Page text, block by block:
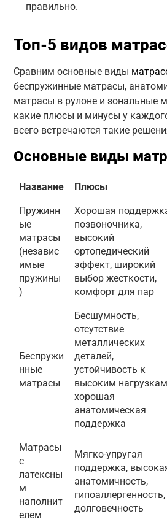
правильно.
Топ-5 видов
Сравним основные виды
беспружинные матрасы,
матрасы в рулоне и зональные
какие плюсы и минусы у
всего встречаются такие
Основные виды
Название Плюсы
Пружинн
ые
матрасы
(независ
имые
пружины
)
Хорошая
позвоночника,
высокий
ортопедический
эффект, широкий
выбор жесткости,
комфорт для пар
Беспружи
нные
матрасы
Бесшумность,
отсутствие
металлических
деталей,
устойчивость к
высоким
хорошая
анатомическая
поддержка
Матрасы
с
латексны
м
наполнит
елем
Мягко-упругая
поддержка,
анатомичность,
гипоаллергенность,
долговечность